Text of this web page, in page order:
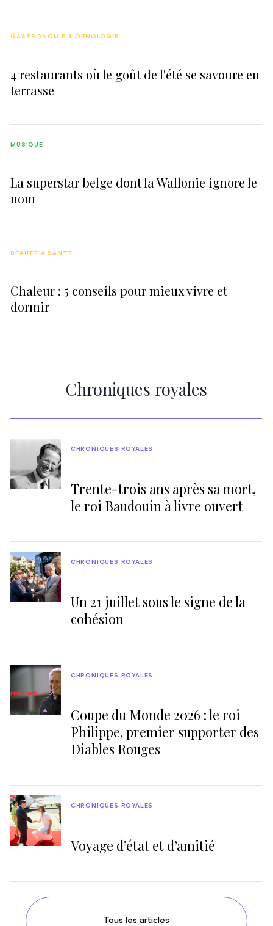
4 restaurants où le goût de l'été se savoure en
terrasse
GASTRONOMIE & OENOLOGIE
La superstar belge dont la Wallonie ignore le
nom
MUSIQUE
Chaleur : 5 conseils pour mieux vivre et
dormir
BEAUTÉ & SANTÉ
Chroniques royales
Trente-trois ans après sa mort,
le roi Baudouin à livre ouvert
CHRONIQUES ROYALES
Un 21 juillet sous le signe de la
cohésion
CHRONIQUES ROYALES
Coupe du Monde 2026 : le roi
Philippe, premier supporter des
Diables Rouges
CHRONIQUES ROYALES
Voyage d’état et d’amitié
CHRONIQUES ROYALES
Tous les articles